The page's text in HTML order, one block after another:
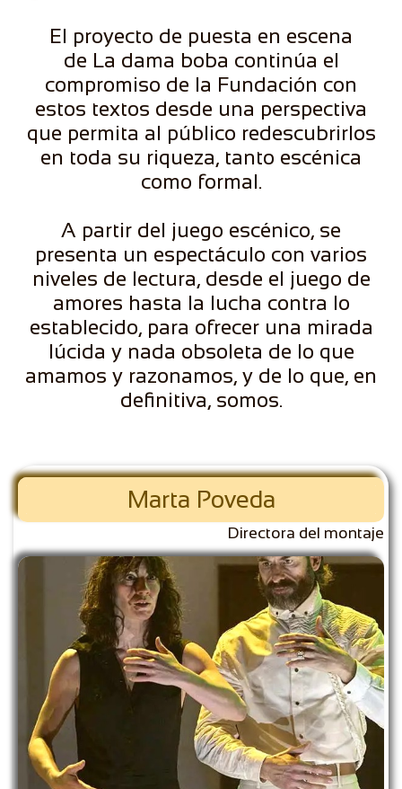
El proyecto de puesta en escena
de La dama boba continúa el
compromiso de la Fundación con
estos textos desde una perspectiva
que permita al público redescubrirlos
en toda su riqueza, tanto escénica
como formal.
A partir del juego escénico, se
presenta un espectáculo con varios
niveles de lectura, desde el juego de
amores hasta la lucha contra lo
establecido, para ofrecer una mirada
lúcida y nada obsoleta de lo que
amamos y razonamos, y de lo que, en
definitiva, somos.
Marta Poveda
Directora del montaje